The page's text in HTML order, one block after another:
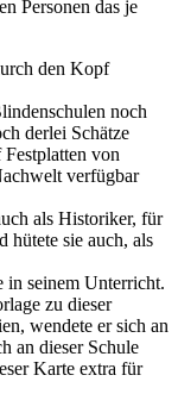
Personen das je
den Kopf
noch
derlei Schätze
von
verfügbar
als Historiker, für
hütete sie auch, als
in seinem Unterricht.
zu dieser
wendete er sich an
an dieser Schule
Karte extra für